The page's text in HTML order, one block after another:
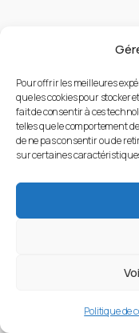
Pour offrir les meilleures
que les cookies pour stocker
fait de consentir à ces
telles que le comportement
de ne pas consentir ou de
sur certaines
Politique de